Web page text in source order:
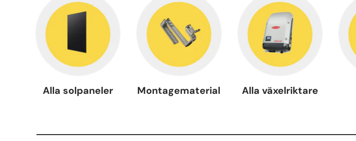
Alla solpaneler Montagematerial Alla växelriktare